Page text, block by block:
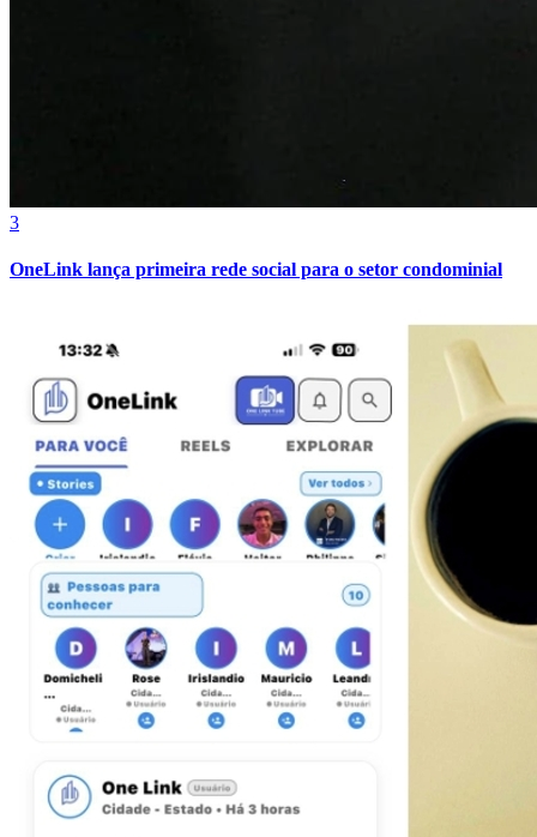
Fortaleza
3
OneLink lança primeira rede social para o setor condominial